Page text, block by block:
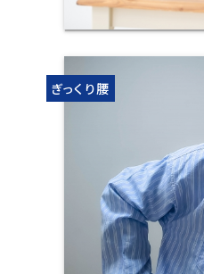
ぎっくり腰